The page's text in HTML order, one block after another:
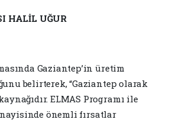
HALİL UĞUR
Gaziantep’in üretim
belirterek, “Gaziantep olarak
ELMAS Programı ile
önemli fırsatlar